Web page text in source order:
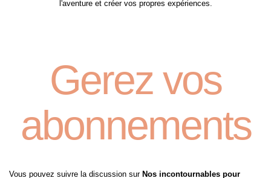
l'aventure et créer vos propres expériences.
Gerez vos
abonnements
Vous pouvez suivre la discussion sur Nos incontournables pour